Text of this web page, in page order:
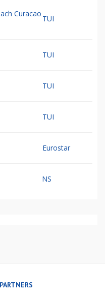
Curacao
TUI
TUI
TUI
TUI
Eurostar
NS
PARTNERS